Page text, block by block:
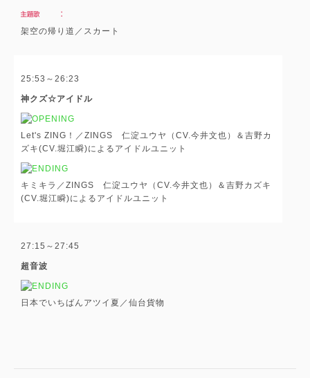
架空の帰り道／スカート
25:53～26:23
神クズ☆アイドル
Let's ZING！／ZINGS 仁淀ユウヤ（CV.今井文也）＆吉野カ
ズキ(CV.堀江瞬)によるアイドルユニット
キミキラ／ZINGS 仁淀ユウヤ（CV.今井文也）＆吉野カズキ
(CV.堀江瞬)によるアイドルユニット
27:15～27:45
超音波
日本でいちばんアツイ夏／仙台貨物